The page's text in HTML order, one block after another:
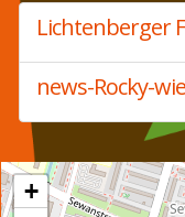
Lichtenberger
news-Rocky-
+